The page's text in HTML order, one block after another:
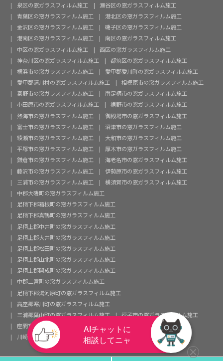
泉区の窓ガラスフィルム施工
瀬谷区の窓ガラスフィルム施工
青葉区の窓ガラスフィルム施工
港北区の窓ガラスフィルム施工
金沢区の窓ガラスフィルム施工
磯子区の窓ガラスフィルム施工
港南区の窓ガラスフィルム施工
南区の窓ガラスフィルム施工
中区の窓ガラスフィルム施工
西区の窓ガラスフィルム施工
神奈川区の窓ガラスフィルム施工
都筑区の窓ガラスフィルム施工
横浜市の窓ガラスフィルム施工
愛甲郡愛川町の窓ガラスフィルム施工
愛甲郡清川村の窓ガラスフィルム施工
相模原市の窓ガラスフィルム施工
秦野市の窓ガラスフィルム施工
南足柄市の窓ガラスフィルム施工
小田原市の窓ガラスフィルム施工
裾野市の窓ガラスフィルム施工
熱海市の窓ガラスフィルム施工
御殿場市の窓ガラスフィルム施工
富士市の窓ガラスフィルム施工
沼津市の窓ガラスフィルム施工
綾瀬市の窓ガラスフィルム施工
大和市の窓ガラスフィルム施工
平塚市の窓ガラスフィルム施工
厚木市の窓ガラスフィルム施工
鎌倉市の窓ガラスフィルム施工
海老名市の窓ガラスフィルム施工
藤沢市の窓ガラスフィルム施工
伊勢原市の窓ガラスフィルム施工
三浦市の窓ガラスフィルム施工
横須賀市の窓ガラスフィルム施工
中郡大磯町の窓ガラスフィルム施工
足柄下郡箱根町の窓ガラスフィルム施工
足柄下郡真鶴町の窓ガラスフィルム施工
足柄上郡中井町の窓ガラスフィルム施工
足柄上郡大井町の窓ガラスフィルム施工
足柄上郡松田町の窓ガラスフィルム施工
足柄上郡山北町の窓ガラスフィルム施工
足柄上郡開成町の窓ガラスフィルム施工
中郡二宮町の窓ガラスフィルム施工
足柄下郡湯河原町の窓ガラスフィルム施工
高座郡寒川町の窓ガラスフィルム施工
三浦郡葉山町の窓ガラスフィルム施工
逗子市の窓ガラスフィルム施工
座間市の窓ガラスフィルム施工
茅ヶ崎市の窓ガラスフィルム施工
川崎市の窓ガラスフィルム施工